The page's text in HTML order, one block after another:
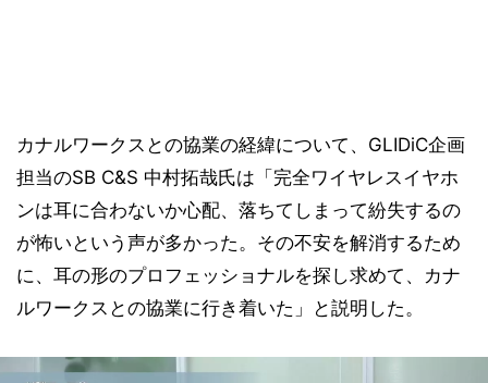
カナルワークスとの協業の経緯について、GLIDiC企画
担当のSB C&S 中村拓哉氏は「完全ワイヤレスイヤホ
ンは耳に合わないか心配、落ちてしまって紛失するの
が怖いという声が多かった。その不安を解消するため
に、耳の形のプロフェッショナルを探し求めて、カナ
ルワークスとの協業に行き着いた」と説明した。